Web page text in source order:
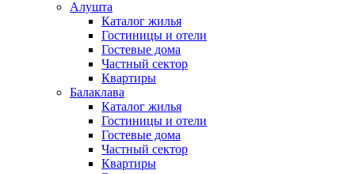
Алушта
Каталог жилья
Гостиницы и отели
Гостевые дома
Частный сектор
Квартиры
Балаклава
Каталог жилья
Гостиницы и отели
Гостевые дома
Частный сектор
Квартиры